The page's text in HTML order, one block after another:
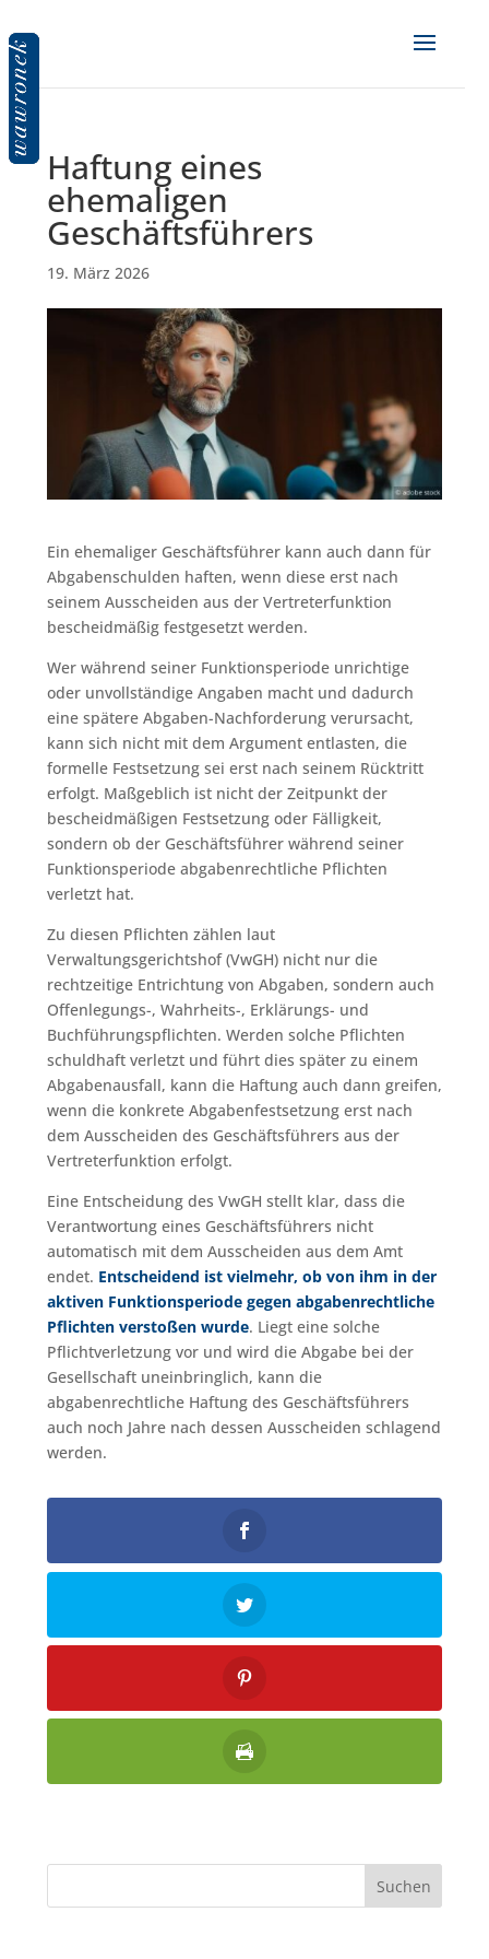
Haftung eines
ehemaligen
Geschäftsführers
19. März 2026
Ein ehemaliger Geschäftsführer kann auch dann für
Abgabenschulden haften, wenn diese erst nach
seinem Ausscheiden aus der Vertreterfunktion
bescheidmäßig festgesetzt werden.
Wer während seiner Funktionsperiode unrichtige
oder unvollständige Angaben macht und dadurch
eine spätere Abgaben-Nachforderung verursacht,
kann sich nicht mit dem Argument entlasten, die
formelle Festsetzung sei erst nach seinem Rücktritt
erfolgt. Maßgeblich ist nicht der Zeitpunkt der
bescheidmäßigen Festsetzung oder Fälligkeit,
sondern ob der Geschäftsführer während seiner
Funktionsperiode abgabenrechtliche Pflichten
verletzt hat.
Zu diesen Pflichten zählen laut
Verwaltungsgerichtshof (VwGH) nicht nur die
rechtzeitige Entrichtung von Abgaben, sondern auch
Offenlegungs-, Wahrheits-, Erklärungs- und
Buchführungspflichten. Werden solche Pflichten
schuldhaft verletzt und führt dies später zu einem
Abgabenausfall, kann die Haftung auch dann greifen,
wenn die konkrete Abgabenfestsetzung erst nach
dem Ausscheiden des Geschäftsführers aus der
Vertreterfunktion erfolgt.
Eine Entscheidung des VwGH stellt klar, dass die
Verantwortung eines Geschäftsführers nicht
automatisch mit dem Ausscheiden aus dem Amt
endet. Entscheidend ist vielmehr, ob von ihm in der
aktiven Funktionsperiode gegen abgabenrechtliche
Pflichten verstoßen wurde. Liegt eine solche
Pflichtverletzung vor und wird die Abgabe bei der
Gesellschaft uneinbringlich, kann die
abgabenrechtliche Haftung des Geschäftsführers
auch noch Jahre nach dessen Ausscheiden schlagend
werden.